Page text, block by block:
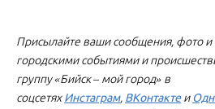
Присылайте ваши сообщения, фото и
городскими событиями и
группу «Бийск – мой город» в
соцсетяхИнстаграм, ВКонтактеи